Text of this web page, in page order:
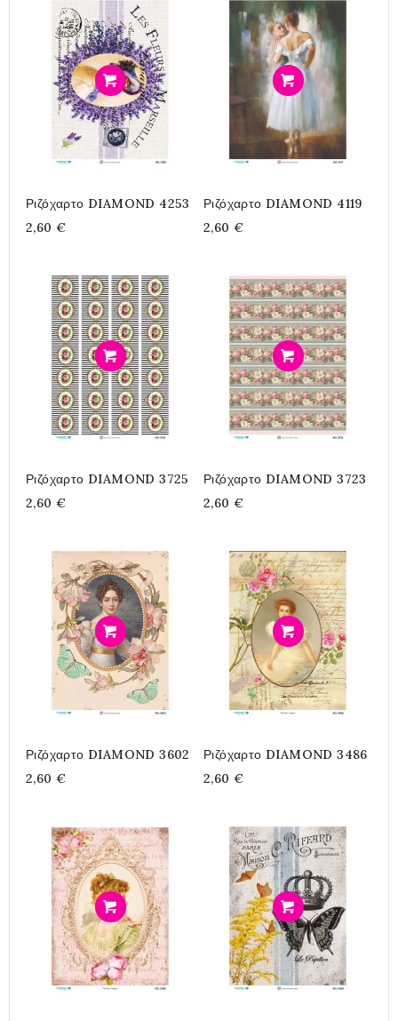
Ριζόχαρτο DIAMOND 4253
2,60 €
Ριζόχαρτο DIAMOND 4119
2,60 €
Ριζόχαρτο DIAMOND 3725
2,60 €
Ριζόχαρτο DIAMOND 3723
2,60 €
Ριζόχαρτο DIAMOND 3602
2,60 €
Ριζόχαρτο DIAMOND 3486
2,60 €